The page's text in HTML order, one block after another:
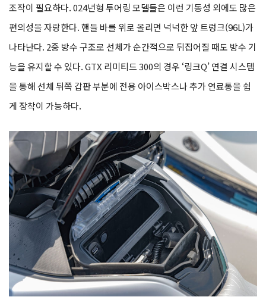
조작이 필요하다. 024년형 투어링 모델들은 이런 기동성 외에도 많은
편의성을 자랑한다. 핸들 바를 위로 올리면 넉넉한 앞 트렁크(96L)가
나타난다. 2중 방수 구조로 선체가 순간적으로 뒤집어질 때도 방수 기
능을 유지할 수 있다. GTX 리미티드 300의 경우 ‘링크Q’ 연결 시스템
을 통해 선체 뒤쪽 갑판 부분에 전용 아이스박스나 추가 연료통을 쉽
게 장착이 가능하다.